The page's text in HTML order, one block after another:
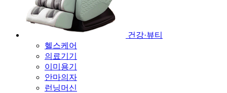
건강·뷰티
헬스케어
의료기기
이미용기
안마의자
런닝머신